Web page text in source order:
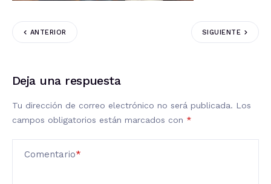
ANTERIOR SIGUIENTE
Deja una respuesta
Tu dirección de correo electrónico no será publicada. Los
campos obligatorios están marcados con *
Comentario*